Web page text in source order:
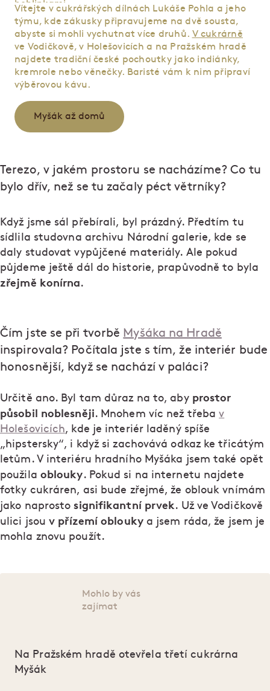
Vítejte v cukrářských dílnách Lukáše Pohla a jeho
týmu, kde zákusky připravujeme na dvě sousta,
abyste si mohli vychutnat více druhů. V cukrárně
ve Vodičkově, v Holešovicích a na Pražském hradě
najdete tradiční české pochoutky jako indiánky,
kremrole nebo věnečky. Baristé vám k nim připraví
výběrovou kávu.
Myšák až domů
Terezo, v jakém prostoru se nacházíme? Co tu
bylo dřív, než se tu začaly péct větrníky?
Když jsme sál přebírali, byl prázdný. Předtím tu
sídlila studovna archivu Národní galerie, kde se
daly studovat vypůjčené materiály. Ale pokud
půjdeme ještě dál do historie, prapůvodně to byla
zřejmě konírna.
Čím jste se při tvorbě Myšáka na Hradě
inspirovala? Počítala jste s tím, že interiér bude
honosnější, když se nachází v paláci?
Určitě ano. Byl tam důraz na to, aby prostor
působil noblesněji. Mnohem víc než třebav
Holešovicích, kde je interiér laděný spíše
„hipstersky“, i když si zachovává odkaz ke třicátým
letům. V interiéru hradního Myšáka jsem také opět
použila oblouky. Pokud si na internetu najdete
fotky cukráren, asi bude zřejmé, že oblouk vnímám
jako naprostosignifikantní prvek. Už ve Vodičkově
ulici jsouv přízemí oblouky a jsem ráda, že jsem je
mohla znovu použít.
Mohlo by vás
zajímat
Na Pražském hradě otevřela třetí cukrárna
Myšák